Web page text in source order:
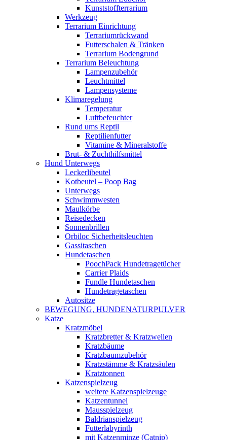
Kunststoffterrarium
Werkzeug
Terrarium Einrichtung
Terrariumrückwand
Futterschalen & Tränken
Terrarium Bodengrund
Terrarium Beleuchtung
Lampenzubehör
Leuchtmittel
Lampensysteme
Klimaregelung
Temperatur
Luftbefeuchter
Rund ums Reptil
Reptilienfutter
Vitamine & Mineralstoffe
Brut- & Zuchthilfsmittel
Hund Unterwegs
Leckerlibeutel
Kotbeutel – Poop Bag
Unterwegs
Schwimmwesten
Maulkörbe
Reisedecken
Sonnenbrillen
Orbiloc Sicherheitsleuchten
Gassitaschen
Hundetaschen
PoochPack Hundetragetücher
Carrier Plaids
Fundle Hundetaschen
Hundetragetaschen
Autositze
BEWEGUNG, HUNDENATURPULVER
Katze
Kratzmöbel
Kratzbretter & Kratzwellen
Kratzbäume
Kratzbaumzubehör
Kratzstämme & Kratzsäulen
Kratztonnen
Katzenspielzeug
weitere Katzenspielzeuge
Katzentunnel
Mausspielzeug
Baldrianspielzeug
Futterlabyrinth
mit Katzenminze (Catnip)